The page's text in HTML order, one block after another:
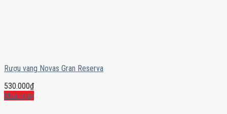
Rượu vang Novas Gran Reserva
530.000₫
Mua ngay